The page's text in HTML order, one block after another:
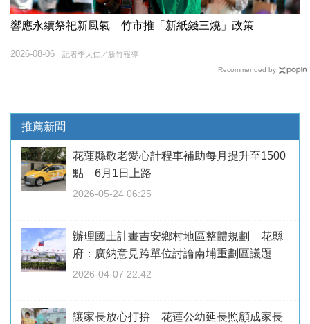
響應永續祭祀新風氣 竹市推「新紙錢三燒」政策
記者季大仁／新竹報導
2026-08-06
Recommended by
推薦新聞
花蓮縣敬老愛心計程車補助每月提升至1500
點 6月1日上路
2026-05-24 06:25
辦理國土計畫吉安鄉村地區整體規劃 花縣
府：廣納意見跨單位討論南埔重劃區議題
2026-04-07 22:42
讓家長放心打拚 花蓮公幼延長照顧成家長